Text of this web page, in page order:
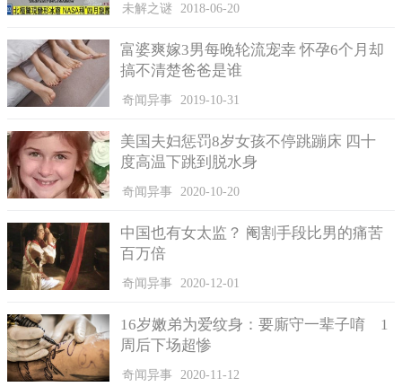
未解之谜 2018-06-20
富婆爽嫁3男每晚轮流宠幸 怀孕6个月却
搞不清楚爸爸是谁
奇闻异事 2019-10-31
美国夫妇惩罚8岁女孩不停跳蹦床 四十
度高温下跳到脱水身
奇闻异事 2020-10-20
中国也有女太监？ 阉割手段比男的痛苦
百万倍
奇闻异事 2020-12-01
16岁嫩弟为爱纹身：要廝守一辈子唷 1
周后下场超惨
奇闻异事 2020-11-12